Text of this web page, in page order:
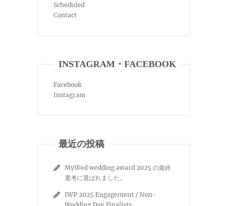
Scheduled
Contact
INSTAGRAM・FACEBOOK
Facebook
Instagram
最近の投稿
MyWed wedding award 2025 の最終
選考に選ばれました。
IWP 2025 Engagement / Non-